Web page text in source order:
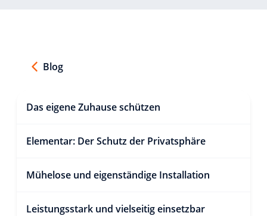
Blog
Das eigene Zuhause schützen
Elementar: Der Schutz der Privatsphäre
Mühelose und eigenständige Installation
Leistungsstark und vielseitig einsetzbar